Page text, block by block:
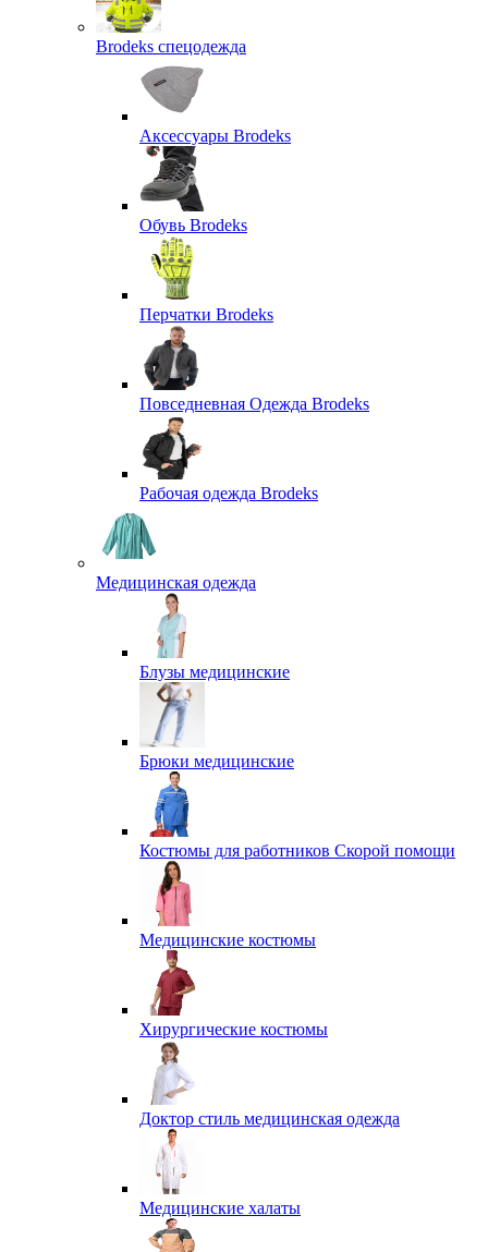
Brodeks спецодежда
Аксессуары Brodeks
Обувь Brodeks
Перчатки Brodeks
Повседневная Одежда Brodeks
Рабочая одежда Brodeks
Медицинская одежда
Блузы медицинские
Брюки медицинские
Костюмы для работников Скорой помощи
Медицинские костюмы
Хирургические костюмы
Доктор стиль медицинская одежда
Медицинские халаты